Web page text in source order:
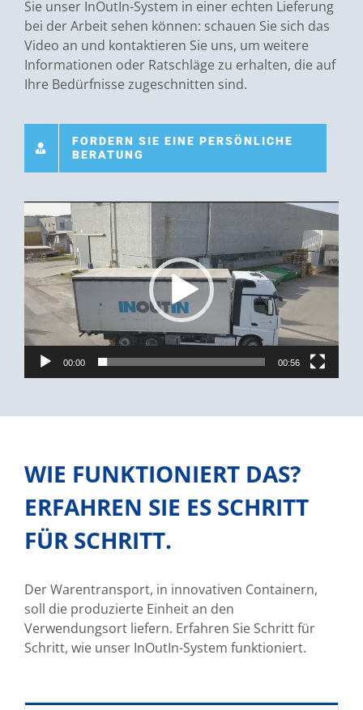
Sie unser InOutIn-System in einer echten Lieferung
bei der Arbeit sehen können: schauen Sie sich das
Video an und kontaktieren Sie uns, um weitere
Informationen oder Ratschläge zu erhalten, die auf
Ihre Bedürfnisse zugeschnitten sind.
FORDERN SIE EINE PERSÖNLICHE
BERATUNG
Video-
Player
00:00 00:56
WIE FUNKTIONIERT DAS?
ERFAHREN SIE ES SCHRITT
FÜR SCHRITT.
Der Warentransport, in innovativen Containern,
soll die produzierte Einheit an den
Verwendungsort liefern. Erfahren Sie Schritt für
Schritt, wie unser InOutIn-System funktioniert.